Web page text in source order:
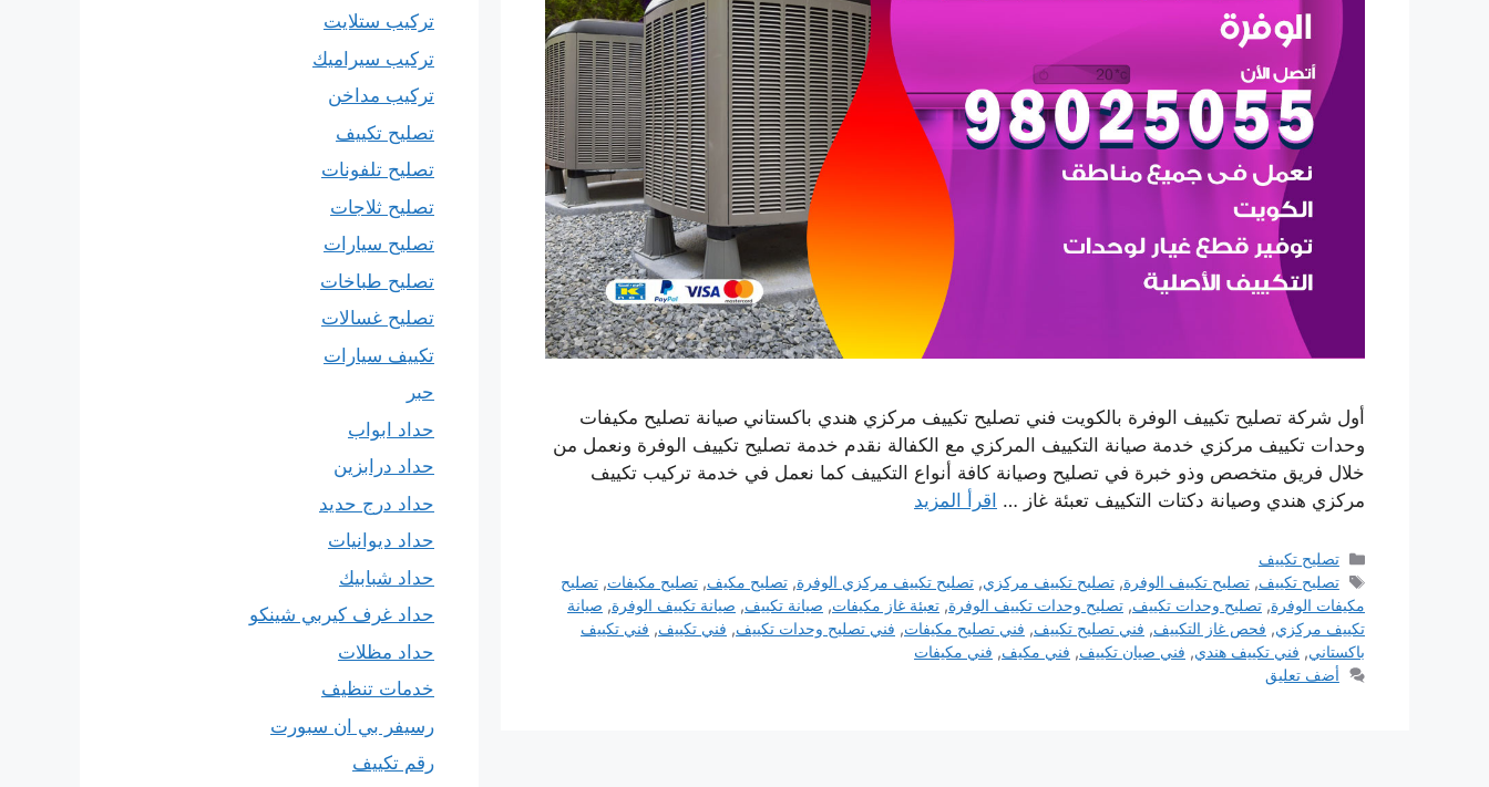
أول شركة تصليح تكييف الوفرة بالكويت فني تصليح تكييف مركزي هندي باكستاني صيانة تصليح مكيفات
وحدات تكييف مركزي خدمة صيانة التكييف المركزي مع الكفالة نقدم خدمة تصليح تكييف الوفرة ونعمل من
خلال فريق متخصص وذو خبرة في تصليح وصيانة كافة أنواع التكييف كما نعمل في خدمة تركيب تكييف
مركزي هندي وصيانة دكتات التكييف تعبئة غاز … اقرأ المزيد
التصنيفات
تصليح تكييف
الوسوم
تصليح تكييف,تصليح تكييف الوفرة,تصليح تكييف مركزي,تصليح تكييف مركزي الوفرة,تصليح مكيف,تصليح مكيفات,تصليح
مكيفات الوفرة, تصليح وحدات تكييف, تصليح وحدات تكييف الوفرة, تعبئة غاز مكيفات, صيانة تكييف, صيانة تكييف الوفرة, صيانة
تكييف مركزي, فحص غاز التكييف, فني تصليح تكييف, فني تصليح مكيفات, فني تصليح وحدات تكييف, فني تكييف, فني تكييف
باكستاني, فني تكييف هندي, فني صيان تكييف, فني مكيف, فني مكيفات
أضف تعليق
تركيب ستلايت
تركيب سيراميك
تركيب مداخن
تصليح تكييف
تصليح تلفونات
تصليح ثلاجات
تصليح سيارات
تصليح طباخات
تصليح غسالات
تكييف سيارات
حبر
حداد ابواب
حداد درابزين
حداد درج حديد
حداد ديوانيات
حداد شبابيك
حداد غرف كيربي شينكو
حداد مظلات
خدمات تنظيف
رسيفر بي ان سبورت
رقم تكييف